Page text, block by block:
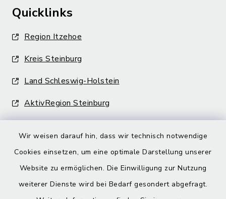
Wir weisen darauf hin, dass wir technisch notwendige
Cookies einsetzen, um eine optimale Darstellung unserer
Website zu ermöglichen. Die Einwilligung zur Nutzung
weiterer Dienste wird bei Bedarf gesondert abgefragt.
Quicklinks
Region Itzehoe
Kreis Steinburg
Land Schleswig-Holstein
AktivRegion Steinburg